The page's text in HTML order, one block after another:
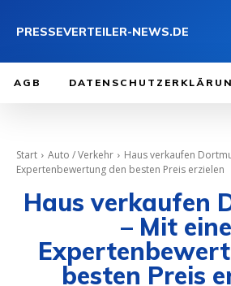
PRESSEVERTEILER-NEWS.DE
AGB
Start Auto / Verkehr
Haus verkaufen
Expertenbewertung den besten Preis erzielen
Haus verkaufen
– Mit
besten Preis